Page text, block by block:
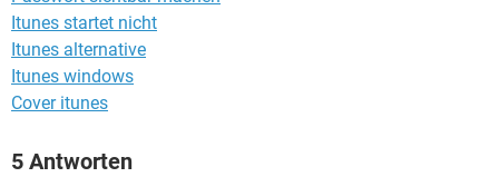
Itunes startet nicht
Itunes alternative
Itunes windows
Cover itunes
5 Antworten